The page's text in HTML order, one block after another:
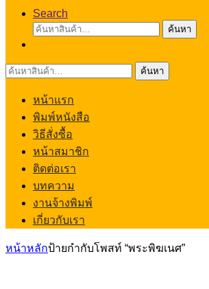
Search
ค้นหา:
ค้นหา
ค้นหา: ค้นหา
หน้าแรก
พิมพ์หนังสือ
วิธีสั่งซื้อ
หน้าสมาชิก
ติดต่อเรา
บทความ
งานจ้างพิมพ์
เกี่ยวกับเรา
หน้าหลักป้ายกำกับโพสท์ “พระพิฆเนศ”